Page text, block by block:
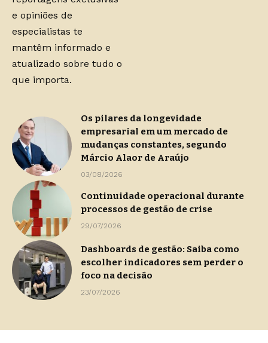
e opiniões de
especialistas te
mantêm informado e
atualizado sobre tudo o
que importa.
Os pilares da longevidade
empresarial em um mercado de
mudanças constantes, segundo
Márcio Alaor de Araújo
03/08/2026
Continuidade operacional durante
processos de gestão de crise
29/07/2026
Dashboards de gestão: Saiba como
escolher indicadores sem perder o
foco na decisão
23/07/2026